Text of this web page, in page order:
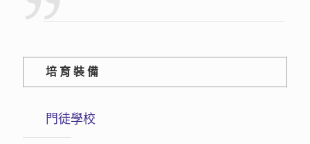
培育裝備
門徒學校